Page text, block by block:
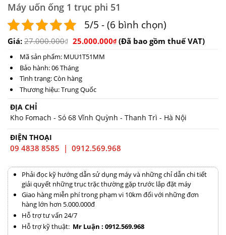
Máy uốn ống 1 trục phi 51
5/5 - (6 bình chọn)
Giá: 27.000.000₫ 25.000.000₫(Đã bao gồm thuế VAT)
Mã sản phẩm: MUU1T51MM
Bảo hành: 06 Tháng
Tình trạng: Còn hàng
Thương hiệu: Trung Quốc
ĐỊA CHỈ
Kho Fomach - Só 68 Vĩnh Quỳnh - Thanh Trì - Hà Nội
ĐIỆN THOẠI
09 4838 8585 | 0912.569.968
Phải đọc kỹ hướng dẫn sử dụng máy và những chỉ dẫn chi tiết
giải quyết những trục trặc thường gặp trước lắp đặt máy
Giao hàng miễn phí trong phạm vi 10km đối với những đơn
hàng lớn hơn 5.000.000đ
Hỗ trợ tư vấn 24/7
Hỗ trợ kỹ thuật: Mr Luận : 0912.569.968